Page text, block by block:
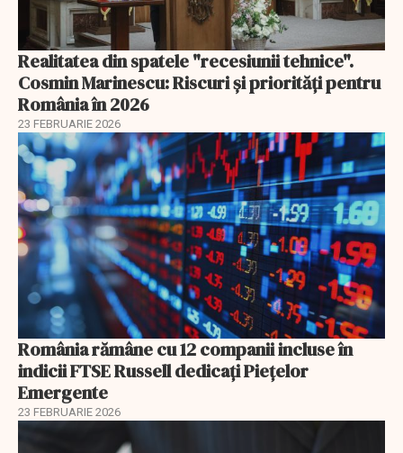
Realitatea din spatele "recesiunii tehnice".
Cosmin Marinescu: Riscuri și priorități pentru
România în 2026
23 FEBRUARIE 2026
România rămâne cu 12 companii incluse în
indicii FTSE Russell dedicați Piețelor
Emergente
23 FEBRUARIE 2026